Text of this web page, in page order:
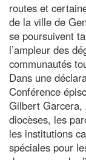
routes et
de la ville de
se poursuivent
l’ampleur des
communautés
Dans une
Conférence
Gilbert Garcera,
diocèses, les
les institutions
spéciales pour